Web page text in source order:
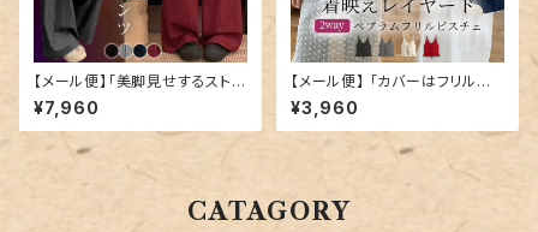
【メール便】「美脚見せするストラ
イプ」ワイドパンツ レディース き
れいめ ボトムス ハイウエスト／
pants684
¥7,960
【メール便】 「カバーはフリルに
混ぜる」ニットビスチェ ペプラム
フリル キャミソール／tops241
2
¥3,960
CATAGORY